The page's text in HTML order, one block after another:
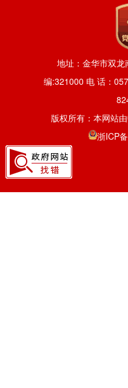
地址：金华市双
编:321000 电 话：
版权所有：本网站
浙ICP